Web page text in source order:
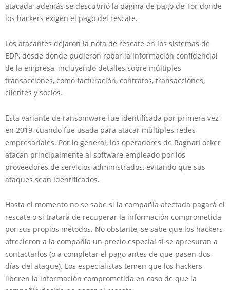
atacada; además se descubrió la página de pago de Tor donde
los hackers exigen el pago del rescate.
Los atacantes dejaron la nota de rescate en los sistemas de
EDP, desde donde pudieron robar la información confidencial
de la empresa, incluyendo detalles sobre múltiples
transacciones, como facturación, contratos, transacciones,
clientes y socios.
Esta variante de ransomware fue identificada por primera vez
en 2019, cuando fue usada para atacar múltiples redes
empresariales. Por lo general, los operadores de RagnarLocker
atacan principalmente al software empleado por los
proveedores de servicios administrados, evitando que sus
ataques sean identificados.
Hasta el momento no se sabe si la compañía afectada pagará el
rescate o si tratará de recuperar la información comprometida
por sus propios métodos. No obstante, se sabe que los hackers
ofrecieron a la compañía un precio especial si se apresuran a
contactarlos (o a completar el pago antes de que pasen dos
días del ataque). Los especialistas temen que los hackers
liberen la información comprometida en caso de que la